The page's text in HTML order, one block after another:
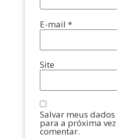
E-mail *
Site
Salvar meus
para a próxima
comentar.